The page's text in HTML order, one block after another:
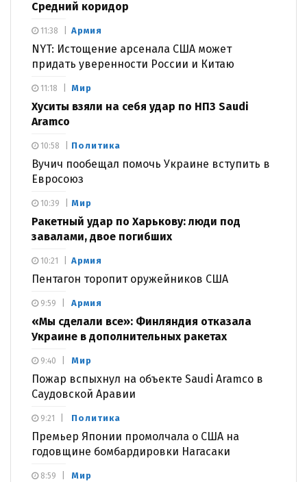
Средний коридор
Армия
NYT: Истощение арсенала США может
придать уверенности России и Китаю
11:38
Мир
Хуситы взяли на себя удар по НПЗ Saudi
Aramco
11:18
Политика
Вучич пообещал помочь Украине вступить в
Евросоюз
10:58
Мир
Ракетный удар по Харькову: люди под
завалами, двое погибших
10:39
Армия
Пентагон торопит оружейников США
10:21
Армия
«Мы сделали все»: Финляндия отказала
Украине в дополнительных ракетах
9:59
Мир
Пожар вспыхнул на объекте Saudi Aramco в
Саудовской Аравии
9:40
Политика
Премьер Японии промолчала о США на
годовщине бомбардировки Нагасаки
9:21
Мир
8:59